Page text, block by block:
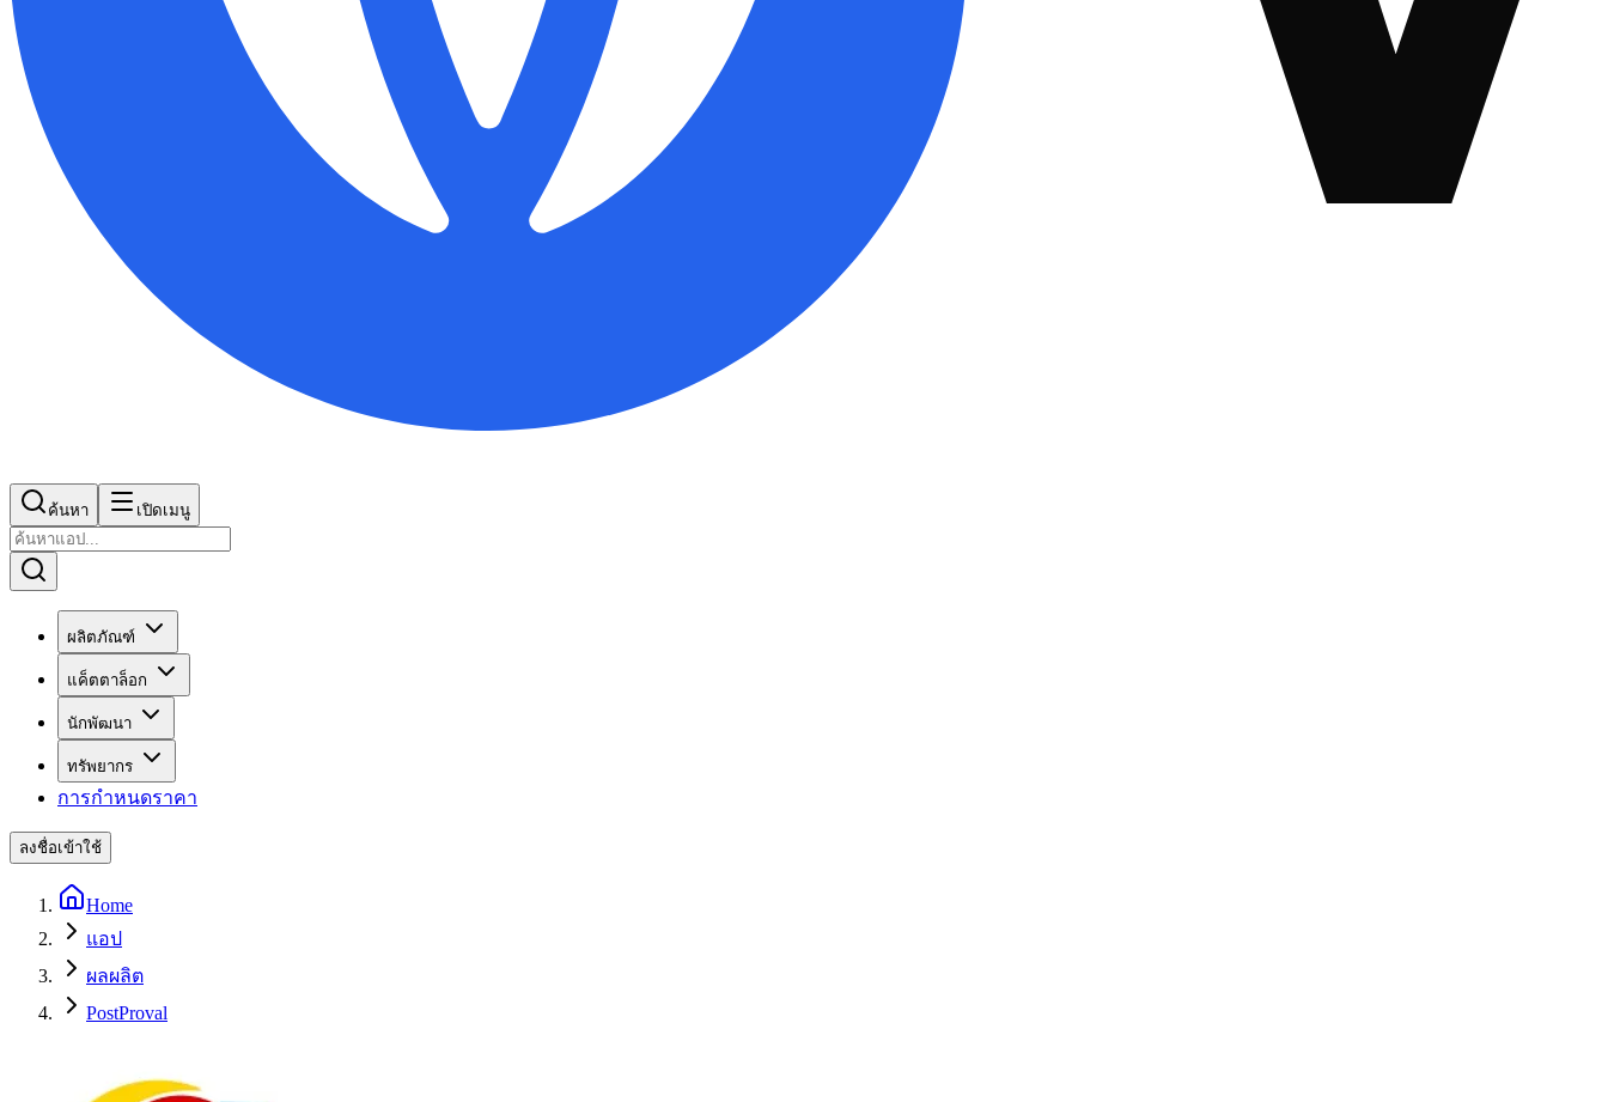
ค้นหา เปิดเมนู
ผลิตภัณฑ์
แค็ตตาล็อก
นักพัฒนา
ทรัพยากร
การกำหนดราคา
ลงชื่อเข้าใช้
Home
แอป
ผลผลิต
PostProval